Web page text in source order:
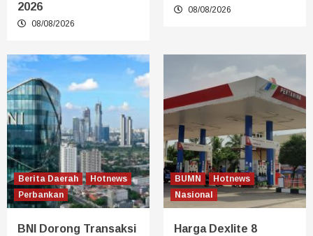
2026
08/08/2026
08/08/2026
Berita Daerah
Hotnews
Perbankan
BNI Dorong Transaksi
BUMN
Hotnews
Nasional
Harga Dexlite 8